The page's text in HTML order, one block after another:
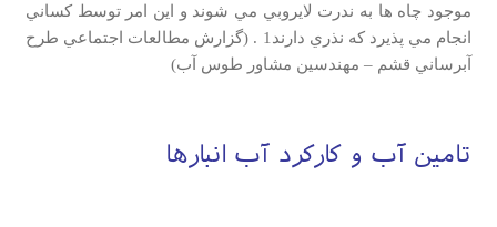
موجود چاه ها به ندرت لايروبي مي شوند و اين امر توسط كساني
انجام مي پذيرد كه نذري دارند1 . (گزارش مطالعات اجتماعي طرح
آبرساني قشم – مهندسين مشاور طوس آب)
تامین آب و کارکرد آب انبارها